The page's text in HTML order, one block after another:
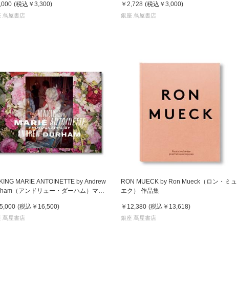
(税込 ￥3,300)
蔦屋書店
￥2,728 (税込 ￥3,000)
銀座 蔦屋書店
MARIE ANTOINETTE by Andrew
（アンドリュー・ダーハム）マリ
(税込 ￥16,500)
蔦屋書店
RON MUECK by Ron Mueck（ロン・ミュ
エク） 作品集
￥12,380 (税込 ￥13,618)
銀座 蔦屋書店